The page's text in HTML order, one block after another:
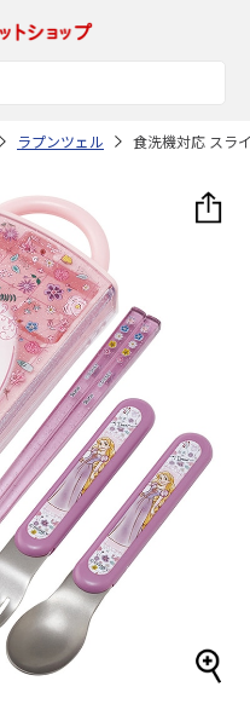
ラプンツェル 食洗機対応 スラ